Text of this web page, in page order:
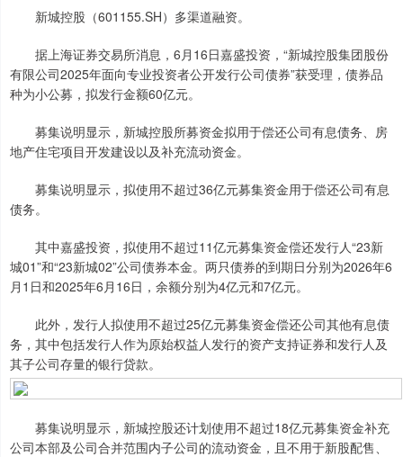
新城控股（601155.SH）多渠道融资。
据上海证券交易所消息，6月16日嘉盛投资，“新城控股集团股份
有限公司2025年面向专业投资者公开发行公司债券”获受理，债券品
种为小公募，拟发行金额60亿元。
募集说明显示，新城控股所募资金拟用于偿还公司有息债务、房
地产住宅项目开发建设以及补充流动资金。
募集说明显示，拟使用不超过36亿元募集资金用于偿还公司有息
债务。
其中嘉盛投资，拟使用不超过11亿元募集资金偿还发行人“23新
城01”和“23新城02”公司债券本金。两只债券的到期日分别为2026年6
月1日和2025年6月16日，余额分别为4亿元和7亿元。
此外，发行人拟使用不超过25亿元募集资金偿还公司其他有息债
务，其中包括发行人作为原始权益人发行的资产支持证券和发行人及
其子公司存量的银行贷款。
募集说明显示，新城控股还计划使用不超过18亿元募集资金补充
公司本部及公司合并范围内子公司的流动资金，且不用于新股配售、